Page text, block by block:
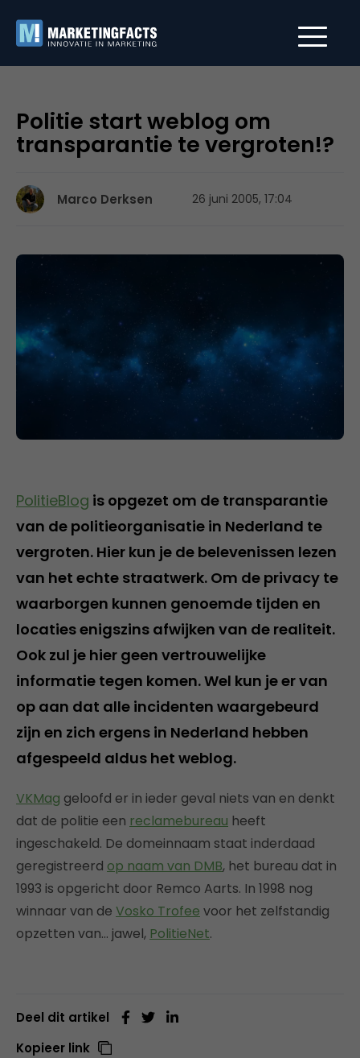
Politie start weblog om
transparantie te vergroten!?
Marco Derksen 26 juni 2005, 17:04
PolitieBlog is opgezet om de transparantie
van de politieorganisatie in Nederland te
vergroten. Hier kun je de belevenissen lezen
van het echte straatwerk. Om de privacy te
waarborgen kunnen genoemde tijden en
locaties enigszins afwijken van de realiteit.
Ook zul je hier geen vertrouwelijke
informatie tegen komen. Wel kun je er van
op aan dat alle incidenten waargebeurd
zijn en zich ergens in Nederland hebben
afgespeeld aldus het weblog.
VKMag geloofd er in ieder geval niets van en denkt
dat de politie een reclamebureau heeft
ingeschakeld. De domeinnaam staat inderdaad
geregistreerd op naam van DMB, het bureau dat in
1993 is opgericht door Remco Aarts. In 1998 nog
winnaar van de Vosko Trofee voor het zelfstandig
opzetten van… jawel, PolitieNet.
Deel dit artikel
Kopieer link